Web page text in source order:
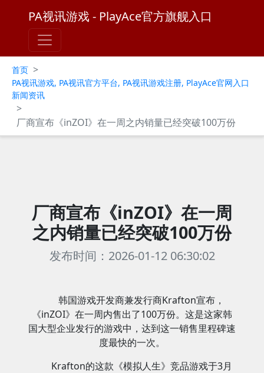
PA视讯游戏 - PlayAce官方旗舰入口
首页 >
PA视讯游戏, PA视讯官方平台, PA视讯游戏注册, PlayAce官网入口
新闻资讯
>
厂商宣布《inZOI》在一周之内销量已经突破100万份
厂商宣布《inZOI》在一周
之内销量已经突破100万份
发布时间：2026-01-12 06:30:02
韩国游戏开发商兼发行商Krafton宣布，
《inZOI》在一周内售出了100万份。这是这家韩
国大型企业发行的游戏中，达到这一销售里程碑速
度最快的一次。
Krafton的这款《模拟人生》竞品游戏于3月